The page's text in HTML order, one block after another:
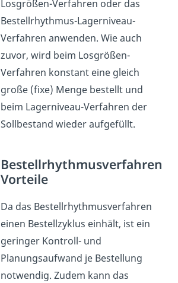
Losgrößen-Verfahren oder das
Bestellrhythmus-Lagerniveau-
Verfahren anwenden. Wie auch
zuvor, wird beim Losgrößen-
Verfahren konstant eine gleich
große (fixe) Menge bestellt und
beim Lagerniveau-Verfahren der
Sollbestand wieder aufgefüllt.
Bestellrhythmusverfahren
Vorteile
Da das Bestellrhythmusverfahren
einen Bestellzyklus einhält, ist ein
geringer Kontroll- und
Planungsaufwand je Bestellung
notwendig. Zudem kann das